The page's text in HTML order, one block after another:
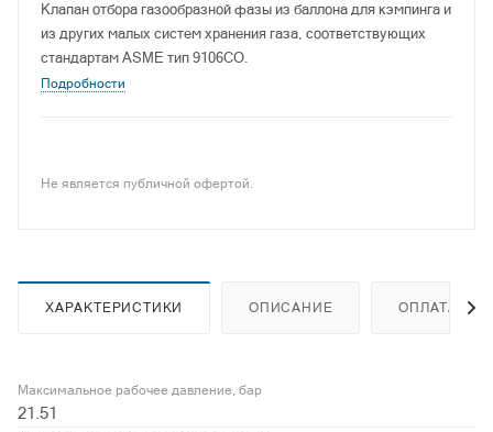
Клапан отбора газообразной фазы из баллона для кэмпинга и
из других малых систем хранения газа, соответствующих
стандартам ASME тип 9106CO.
Подробности
Не является публичной офертой.
ХАРАКТЕРИСТИКИ ОПИСАНИЕ ОПЛАТА
Максимальное рабочее давление, бар
21.51